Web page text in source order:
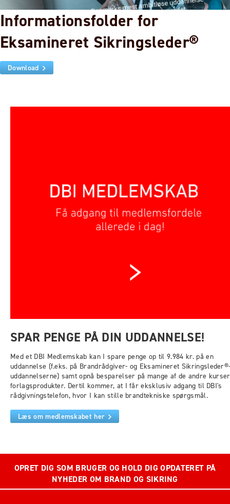
Informationsfolder for
Eksamineret Sikringsleder®
Download
SPAR PENGE PÅ DIN UDDANNELSE!
Med et DBI Medlemskab kan I spare penge op til 9.984 kr. på en
uddannelse (f.eks. på Brandrådgiver- og Eksamineret
uddannelserne) samt opnå besparelser på mange af de andre
forlagsprodukter. Dertil kommer, at I får eksklusiv adgang til DBI's
rådgivningstelefon, hvor I kan stille brandtekniske spørgsmål.
Læs om medlemskabet her
OPRET DIG SOM BRUGER OG HOLD DIG OPDATERET PÅ
NYHEDER OM BRAND OG SIKRING